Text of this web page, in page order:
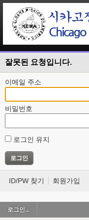
잘못된 요청입니다.
이메일 주소
비밀번호
로그인 유지
ID/PW 찾기 회원가입
로그인...